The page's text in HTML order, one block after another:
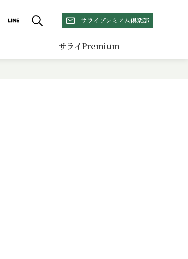
サライプレミアム倶楽部
サライPremium